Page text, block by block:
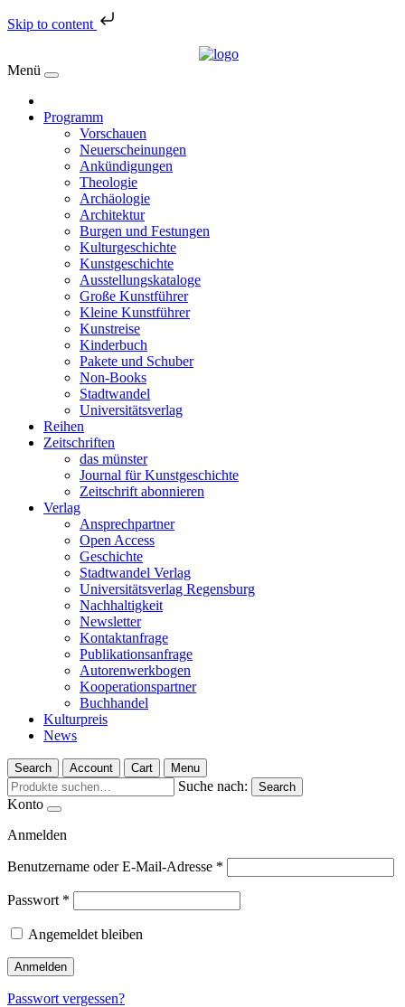
Skip to content
Menü
Programm
Vorschauen
Neuerscheinungen
Ankündigungen
Theologie
Archäologie
Architektur
Burgen und Festungen
Kulturgeschichte
Kunstgeschichte
Ausstellungskataloge
Große Kunstführer
Kleine Kunstführer
Kunstreise
Kinderbuch
Pakete und Schuber
Non-Books
Stadtwandel
Universitätsverlag
Reihen
Zeitschriften
das münster
Journal für Kunstgeschichte
Zeitschrift abonnieren
Verlag
Ansprechpartner
Open Access
Geschichte
Stadtwandel Verlag
Universitätsverlag Regensburg
Nachhaltigkeit
Newsletter
Kontaktanfrage
Publikationsanfrage
Autorenwerkbogen
Kooperationspartner
Buchhandel
Kulturpreis
News
Search Account Cart Menu
Suche nach: Search
Konto
Anmelden
Benutzername oder E-Mail-Adresse *
Passwort *
Angemeldet bleiben
Anmelden
Passwort vergessen?